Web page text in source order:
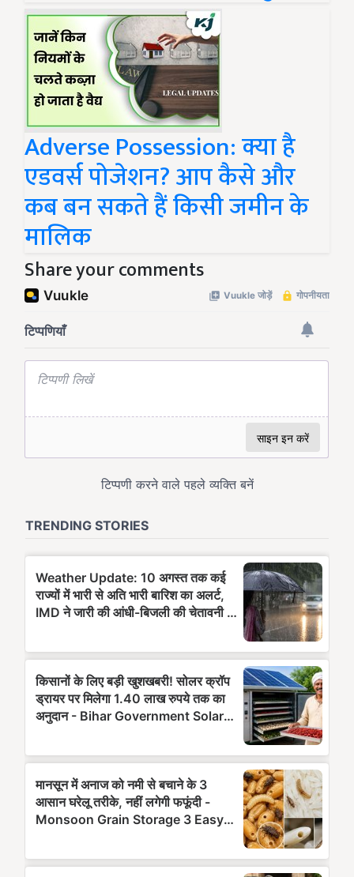
Adverse Possession: क्या है
एडवर्स पोजेशन? आप कैसे और
कब बन सकते हैं किसी जमीन के
मालिक
Share your comments